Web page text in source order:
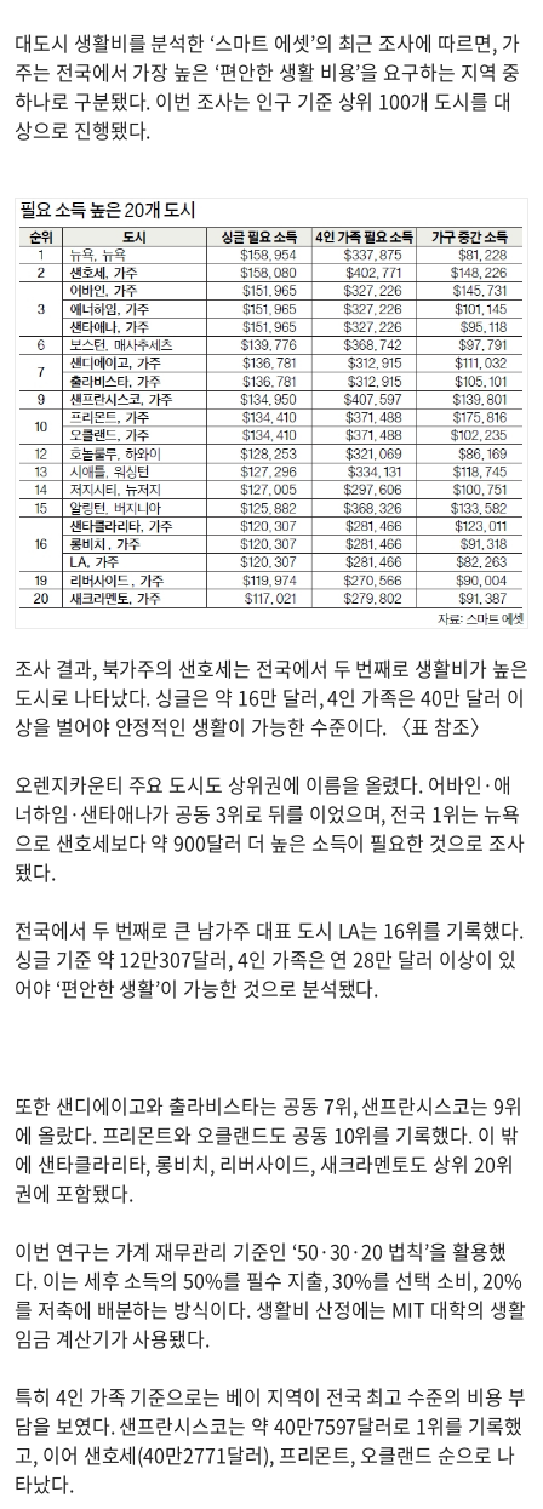
대도시 생활비를 분석한 ‘스마트 에셋’의 최근 조사에 따르면, 가
주는 전국에서 가장 높은 ‘편안한 생활 비용’을 요구하는 지역 중
하나로 구분됐다. 이번 조사는 인구 기준 상위 100개 도시를 대
상으로 진행됐다.
조사 결과, 북가주의 샌호세는 전국에서 두 번째로 생활비가 높은
도시로 나타났다. 싱글은 약 16만 달러, 4인 가족은 40만 달러 이
상을 벌어야 안정적인 생활이 가능한 수준이다. 〈표 참조〉
오렌지카운티 주요 도시도 상위권에 이름을 올렸다. 어바인·애
너하임·샌타애나가 공동 3위로 뒤를 이었으며, 전국 1위는 뉴욕
으로 샌호세보다 약 900달러 더 높은 소득이 필요한 것으로 조사
됐다.
전국에서 두 번째로 큰 남가주 대표 도시 LA는 16위를 기록했다.
싱글 기준 약 12만307달러, 4인 가족은 연 28만 달러 이상이 있
어야 ‘편안한 생활’이 가능한 것으로 분석됐다.
또한 샌디에이고와 출라비스타는 공동 7위, 샌프란시스코는 9위
에 올랐다. 프리몬트와 오클랜드도 공동 10위를 기록했다. 이 밖
에 샌타클라리타, 롱비치, 리버사이드, 새크라멘토도 상위 20위
권에 포함됐다.
이번 연구는 가계 재무관리 기준인 ‘50·30·20 법칙’을 활용했
다. 이는 세후 소득의 50%를 필수 지출, 30%를 선택 소비, 20%
를 저축에 배분하는 방식이다. 생활비 산정에는 MIT 대학의 생활
임금 계산기가 사용됐다.
특히 4인 가족 기준으로는 베이 지역이 전국 최고 수준의 비용 부
담을 보였다. 샌프란시스코는 약 40만7597달러로 1위를 기록했
고, 이어 샌호세(40만2771달러), 프리몬트, 오클랜드 순으로 나
타났다.